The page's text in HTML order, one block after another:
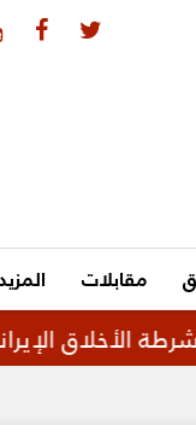
مقابلات
الإيرانية»؟